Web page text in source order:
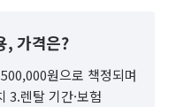
, 가격은?
원으로 책정되며
3.렌탈 기간·보험